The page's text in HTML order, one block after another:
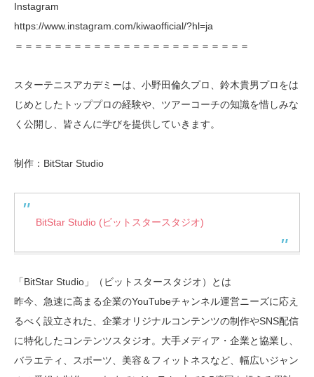
Instagram
https://www.instagram.com/kiwaofficial/?hl=ja
＝＝＝＝＝＝＝＝＝＝＝＝＝＝＝＝＝＝＝＝＝＝＝＝
スターテニスアカデミーは、小野田倫久プロ、鈴木貴男プロをは
じめとしたトッププロの経験や、ツアーコーチの知識を惜しみな
く公開し、皆さんに学びを提供していきます。
制作：BitStar Studio
BitStar Studio (ビットスタースタジオ)
「BitStar Studio」（ビットスタースタジオ）とは
昨今、急速に高まる企業のYouTubeチャンネル運営ニーズに応え
るべく設立された、企業オリジナルコンテンツの制作やSNS配信
に特化したコンテンツスタジオ。大手メディア・企業と協業し、
バラエティ、スポーツ、美容＆フィットネスなど、幅広いジャン